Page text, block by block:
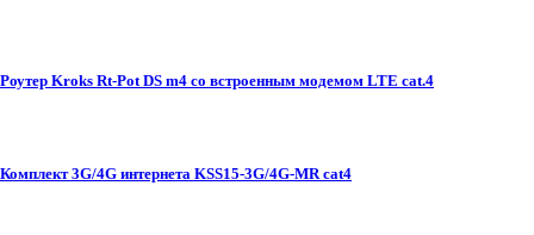
Роутер Kroks Rt-Pot DS m4 со встроенным модемом LTE cat.4
Комплект 3G/4G интернета KSS15-3G/4G-MR cat4